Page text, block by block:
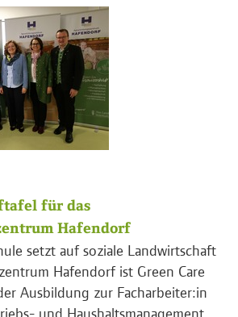
für das
Hafendorf
setzt auf soziale Landwirtschaft
Hafendorf ist Green Care
Ausbildung zur Facharbeiter:in
und Haushaltsmanagement.